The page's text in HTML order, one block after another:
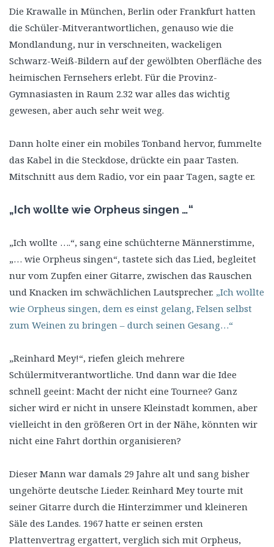
Die Krawalle in München, Berlin oder Frankfurt hatten
die Schüler-Mitverantwortlichen, genauso wie die
Mondlandung, nur in verschneiten, wackeligen
Schwarz-Weiß-Bildern auf der gewölbten Oberfläche des
heimischen Fernsehers erlebt. Für die Provinz-
Gymnasiasten in Raum 2.32 war alles das wichtig
gewesen, aber auch sehr weit weg.
Dann holte einer ein mobiles Tonband hervor, fummelte
das Kabel in die Steckdose, drückte ein paar Tasten.
Mitschnitt aus dem Radio, vor ein paar Tagen, sagte er.
„Ich wollte wie Orpheus singen …“
„Ich wollte ….“, sang eine schüchterne Männerstimme,
„… wie Orpheus singen“, tastete sich das Lied, begleitet
nur vom Zupfen einer Gitarre, zwischen das Rauschen
und Knacken im schwächlichen Lautsprecher. „Ich wollte
wie Orpheus singen, dem es einst gelang, Felsen selbst
zum Weinen zu bringen – durch seinen Gesang…“
„Reinhard Mey!“, riefen gleich mehrere
Schülermitverantwortliche. Und dann war die Idee
schnell geeint: Macht der nicht eine Tournee? Ganz
sicher wird er nicht in unsere Kleinstadt kommen, aber
vielleicht in den größeren Ort in der Nähe, könnten wir
nicht eine Fahrt dorthin organisieren?
Dieser Mann war damals 29 Jahre alt und sang bisher
ungehörte deutsche Lieder. Reinhard Mey tourte mit
seiner Gitarre durch die Hinterzimmer und kleineren
Säle des Landes. 1967 hatte er seinen ersten
Plattenvertrag ergattert, verglich sich mit Orpheus,